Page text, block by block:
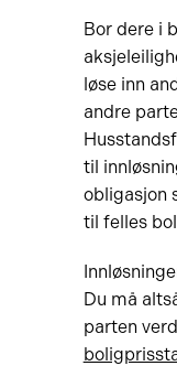
Bor dere i
løse inn
andre
til
obligasjon
til felles
Du må
parten